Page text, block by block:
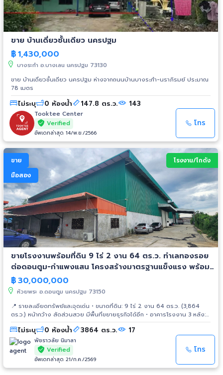
ขาย บ้านเดี่ยวชั้นเดียว นครปฐม
฿1,430,000
บางระกำ อ.บางเลน นครปฐม 73130
ขาย บ้านเดี่ยวชั้นเดียว นครปฐม ห่างจากถนนบ้านบางระกำ-นราภิรมย์ ประมาณ
78 เมตร
ไม่ระบุ 0 ห้องน้ำ 147.8 ตร.ว. 143
Tooktee Center
Verified
อัพเดทล่าสุด 14/พ.ย./2566
โทร
ขาย
มือสอง
โรงงาน/โกดัง
ขายโรงงานพร้อมที่ดิน 9 ไร่ 2 งาน 64 ตร.ว. ทำเลทองรอย
ต่อดอนตูม-กำแพงแสน โครงสร้างมาตรฐานแข็งแรง พร้อม
ย้ายเครื่องจักรเดินสายการผลิตได้ทันที
฿30,000,000
ห้วยพระ อ.ดอนตูม นครปฐม 73150
📍 รายละเอียดทรัพย์และจุดเด่น • ขนาดที่ดิน: 9 ไร่ 2 งาน 64 ตร.ว. (3,864
ตร.ว.) หน้ากว้าง สัดส่วนสวย มีพื้นที่ขยายธุรกิจได้อีก • อาคารโรงงาน 3 หลัง:
พื้นที่ใช้สอยรวม 3,000 ตร.ม. (หลังละ ~1,000 ตร.ม.) โครงสร้างเหล็กและ
คอนกรีตหนาแน่น รับน้ำหนักได้ดีเยี่ยม • ฟังก์ชันครบจบ: มีออฟฟิศผู้บริหารแยก
ต่างหาก และมีโซนสำนักงาน+ห้องน้ำแยกส่วนในอาคารโรงงาน • สวัสดิการ
พร้อม: มีอาคารตึกแถวชั้นเดียวสำหรับพักอาศัย 15 ห้อง (ประหยัดค่ารถรับส่ง
พนักงานและมีทีมช่างแสตนด์บายได้ 24 ชม.) • พื้นที่ผ่อนคลาย: มีลานตะกร้อและ
บ่อตกปลาธรรมชาติ สำหรับพนักงาน 🚛 การเดินทางและโลจิสติกส์ (รถบรรทุก/
ไม่ระบุ 0 ห้องน้ำ 3864 ตร.ว. 17
พัชราวลัย นิมาลา
Verified
อัพเดทล่าสุด 21/ก.ค./2569
โทร